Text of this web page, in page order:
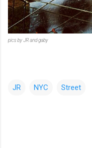
pics by JR and gaby
JR NYC Street